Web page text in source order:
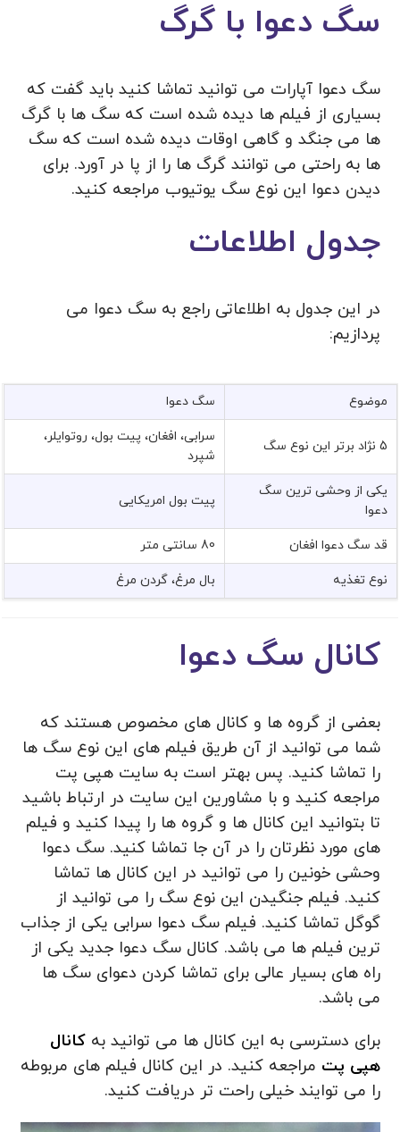
سگ دعوا با گرگ
سگ دعوا آپارات می توانید تماشا کنید باید گفت که
بسیاری از فیلم‌ ها دیده شده است که سگ ها با گرگ
ها می جنگد و گاهی اوقات دیده شده است که سگ
ها به راحتی می توانند گرگ ها را از پا در آورد. برای
دیدن دعوا این نوع سگ یوتیوب مراجعه کنید.
جدول اطلاعات
در این جدول به اطلاعاتی راجع به سگ دعوا می
پردازیم:
موضوع سگ دعوا
5 نژاد برتر این نوع سگ
سرابی، افغان، پیت بول، روتوایلر،
شپرد
یکی از وحشی ترین سگ
دعوا
پیت بول امریکایی
قد سگ دعوا افغان 80 سانتی متر
نوع تغذیه بال مرغ، گردن مرغ
کانال سگ دعوا
بعضی از گروه ها و کانال های مخصوص هستند که
شما می توانید از آن طریق فیلم های این نوع سگ ها
را تماشا کنید. پس بهتر است به سایت هپی پت
مراجعه کنید و با مشاورین این سایت در ارتباط باشید
تا بتوانید این کانال ها و گروه ها را پیدا کنید و فیلم‌
های مورد نظرتان را در آن جا تماشا کنید. سگ دعوا
وحشی خونین را می توانید در این کانال ها تماشا
کنید. فیلم جنگیدن این نوع سگ را می توانید از
گوگل تماشا کنید. فیلم سگ دعوا سرابی یکی از جذاب
ترین فیلم ها می باشد. کانال سگ دعوا جدید یکی از
راه های بسیار عالی برای تماشا کردن دعوای سگ ها
می باشد.
برای دسترسی به این کانال ها می توانید بهکانال
هپی پت مراجعه کنید. در این کانال فیلم های مربوطه
را می توایند خیلی راحت تر دریافت کنید.